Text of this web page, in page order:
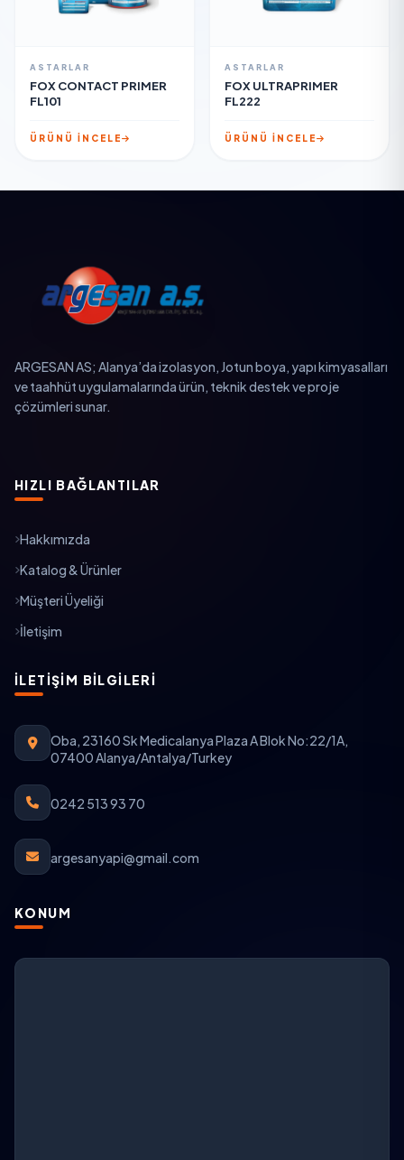
ASTARLAR
FOX CONTACT PRIMER
FL101
ÜRÜNÜ İNCELE
ASTARLAR
FOX ULTRAPRIMER
FL222
ÜRÜNÜ İNCELE
ARGESAN AS; Alanya’da izolasyon, Jotun boya, yapı kimyasalları
ve taahhüt uygulamalarında ürün, teknik destek ve proje
çözümleri sunar.
HIZLI BAĞLANTILAR
Hakkımızda
Katalog & Ürünler
Müşteri Üyeliği
İletişim
İLETIŞIM BILGILERI
Oba, 23160 Sk Medicalanya Plaza A Blok No:22/1A,
07400 Alanya/Antalya/Turkey
0242 513 93 70
argesanyapi@gmail.com
KONUM